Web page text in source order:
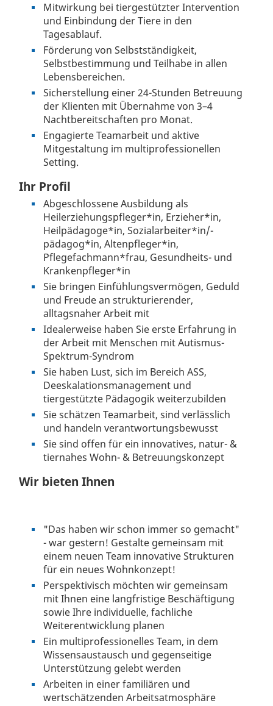
Mitwirkung bei tiergestützter Intervention
und Einbindung der Tiere in den
Tagesablauf.
Förderung von Selbstständigkeit,
Selbstbestimmung und Teilhabe in allen
Lebensbereichen.
Sicherstellung einer 24-Stunden Betreuung
der Klienten mit Übernahme von 3–4
Nachtbereitschaften pro Monat.
Engagierte Teamarbeit und aktive
Mitgestaltung im multiprofessionellen
Setting.
Ihr Profil
Abgeschlossene Ausbildung als
Heilerziehungspfleger*in, Erzieher*in,
Heilpädagoge*in, Sozialarbeiter*in/-
pädagog*in, Altenpfleger*in,
Pflegefachmann*frau, Gesundheits- und
Krankenpfleger*in
Sie bringen Einfühlungsvermögen, Geduld
und Freude an strukturierender,
alltagsnaher Arbeit mit
Idealerweise haben Sie erste Erfahrung in
der Arbeit mit Menschen mit Autismus-
Spektrum-Syndrom
Sie haben Lust, sich im Bereich ASS,
Deeskalationsmanagement und
tiergestützte Pädagogik weiterzubilden
Sie schätzen Teamarbeit, sind verlässlich
und handeln verantwortungsbewusst
Sie sind offen für ein innovatives, natur- &
tiernahes Wohn- & Betreuungskonzept
Wir bieten Ihnen
"Das haben wir schon immer so gemacht"
- war gestern! Gestalte gemeinsam mit
einem neuen Team innovative Strukturen
für ein neues Wohnkonzept!
Perspektivisch möchten wir gemeinsam
mit Ihnen eine langfristige Beschäftigung
sowie Ihre individuelle, fachliche
Weiterentwicklung planen
Ein multiprofessionelles Team, in dem
Wissensaustausch und gegenseitige
Unterstützung gelebt werden
Arbeiten in einer familiären und
wertschätzenden Arbeitsatmosphäre